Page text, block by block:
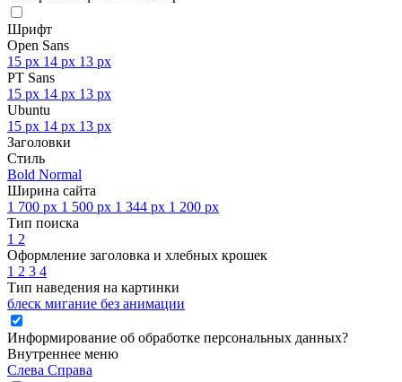
Шрифт
Open Sans
15 px 14 px 13 px
PT Sans
15 px 14 px 13 px
Ubuntu
15 px 14 px 13 px
Заголовки
Стиль
Bold Normal
Ширина сайта
1 700 px 1 500 px 1 344 px 1 200 px
Тип поиска
1 2
Оформление заголовка и хлебных крошек
1 2 3 4
Тип наведения на картинки
блеск мигание без анимации
Информирование об обработке персональных данных?
Внутреннее меню
Слева Справа